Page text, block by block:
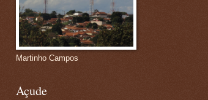
Martinho Campos
Açude